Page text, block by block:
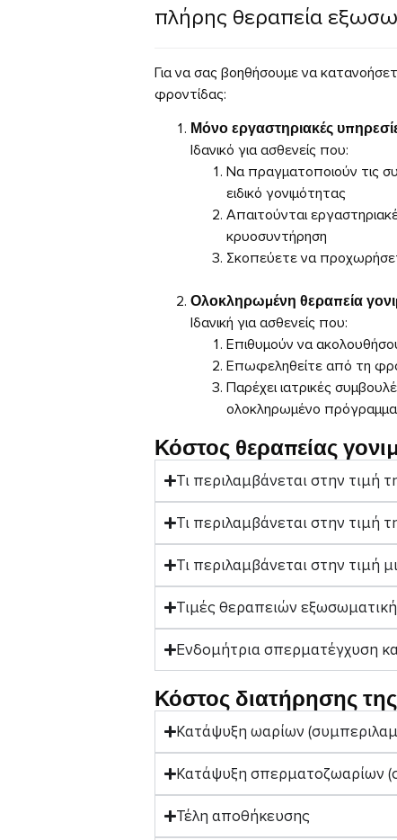
πλήρης θεραπεία
Για να σας βοηθήσουμε να
φροντίδας:
Μόνο εργαστηριακές
Ιδανικό για ασθενείς που:
Να πραγματοποιούν τις
ειδικό γονιμότητας
Απαιτούνται
κρυοσυντήρηση
Σκοπεύετε να
Ολοκληρωμένη θεραπεία
Ιδανική για ασθενείς που:
Επιθυμούν να
Επωφεληθείτε από τη
Παρέχει ιατρικές
ολοκληρωμένο πρόγραμμα
Κόστος θεραπείας
Τι περιλαμβάνεται στην τιμή
Τι περιλαμβάνεται στην τιμή
Τι περιλαμβάνεται στην τιμή
Τιμές θεραπειών
Ενδομήτρια σπερματέγχυση
Κόστος διατήρησης
Κατάψυξη ωαρίων
Κατάψυξη σπερματοζωαρίων
Τέλη αποθήκευσης